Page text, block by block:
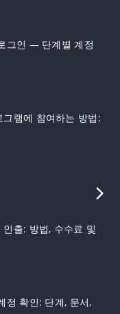
그인 — 단계별 계정
램에 참여하는 방법:
출: 방법, 수수료 및
정 확인: 단계, 문서,